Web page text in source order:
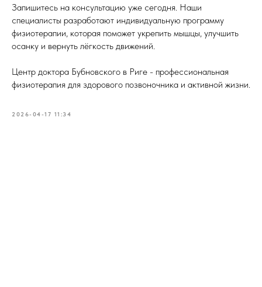
Запишитесь на консультацию уже сегодня. Наши
специалисты разработают индивидуальную программу
физиотерапии, которая поможет укрепить мышцы, улучшить
осанку и вернуть лёгкость движений.
Центр доктора Бубновского в Риге - профессиональная
физиотерапия для здорового позвоночника и активной жизни.
2026-04-17 11:34